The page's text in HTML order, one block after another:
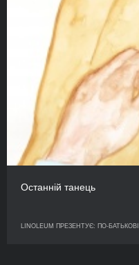
Останній танець
LINOLEUM ПРЕЗЕНТУЄ: ПО-БАТЬКОВІ